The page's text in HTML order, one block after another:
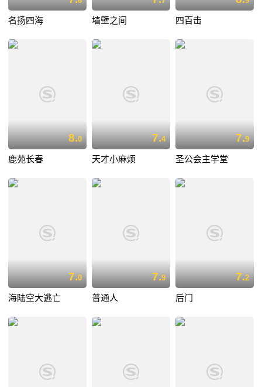
名扬四海 墙壁之间 四百击
8.0
鹿苑长春
7.4
天才小麻烦
7.9
圣公会主学堂
7.0
海陆空大逃亡
7.9
普通人
7.2
后门